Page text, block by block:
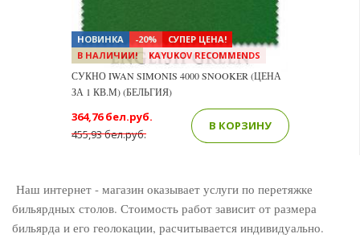
НОВИНКА -20%
СУПЕР ЦЕНА!
В НАЛИЧИИ!
KAYUKOV RECOMMENDS
СУКНО IWAN SIMONIS 4000 SNOOKER (ЦЕНА
ЗА 1 КВ.М) (БЕЛЬГИЯ)
455,93 бел.руб.
364,76 бел.руб.
В КОРЗИНУ
Наш интернет - магазин оказывает услуги по перетяжке
бильярдных столов. Стоимость работ зависит от размера
бильярда и его геолокации, расчитывается индивидуально.